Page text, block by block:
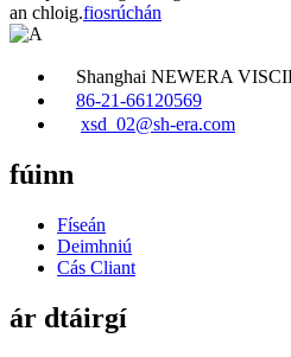
an chloig.fiosrúchán
Shanghai NEWERA
86-21-66120569
xsd_02@sh-era.com
fúinn
Físeán
Deimhniú
Cás Cliant
ár dtáirgí